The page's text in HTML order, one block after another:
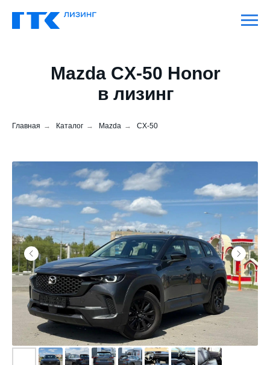
Mazda CX-50 Honor
в лизинг
Главная → Каталог → Mazda → CX-50